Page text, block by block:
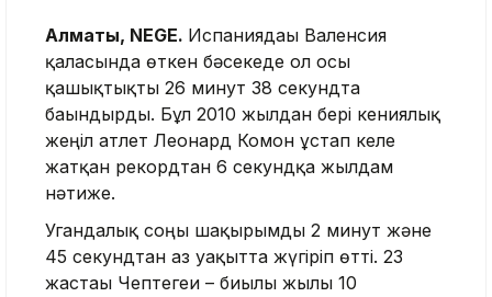
Алматы, NEGE. Испаниядағы Валенсия
қаласында өткен бәсекеде ол осы
қашықтықты 26 минут 38 секундта
бағындырды. Бұл 2010 жылдан бері кениялық
жеңіл атлет Леонард Комон ұстап келе
жатқан рекордтан 6 секундқа жылдам
нәтиже.
Угандалық соңғы шақырымды 2 минут және
45 секундтан аз уақытта жүгіріп өтті. 23
жастағы Чептегеи – биылғы жылы 10